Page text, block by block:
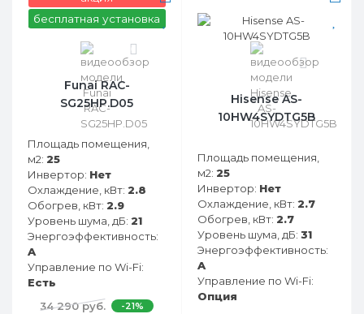
бесплатная установка
Funai RAC-
SG25HP.D05
Площадь помещения,
м2: 25
Инвертор: Нет
Охлаждение, кВт: 2.8
Обогрев, кВт: 2.9
Уровень шума, дБ: 21
Энергоэффективность:
A
Управление по Wi-Fi:
Есть
34 290 руб.
-21%
0
Hisense AS-
10HW4SYDTG5B
Площадь помещения,
м2: 25
Инвертор: Нет
Охлаждение, кВт: 2.7
Обогрев, кВт: 2.7
Уровень шума, дБ: 31
Энергоэффективность:
A
Управление по Wi-Fi:
Опция